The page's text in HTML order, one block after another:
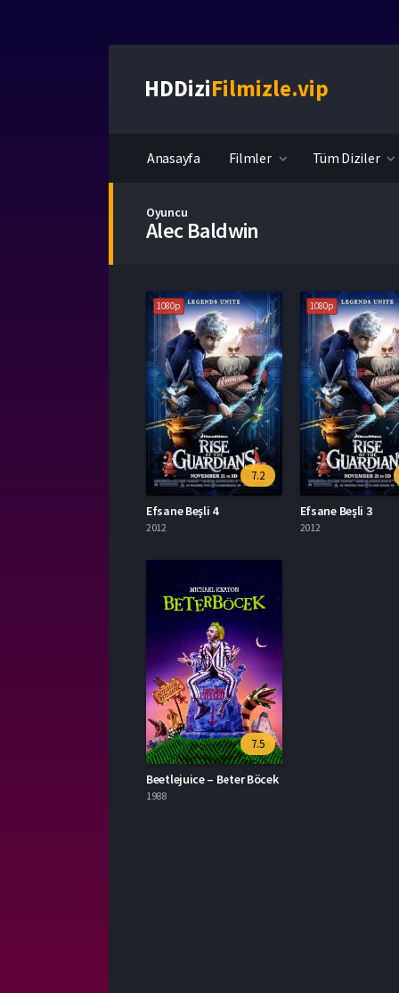
HDDiziFilmizle.vip
Anasayfa Filmler Tüm Diziler
Oyuncu
Alec Baldwin
1080p
7.2
Efsane Beşli 4
2012
1080p
Efsane Beşli 3
2012
7.5
Beetlejuice – Beter Böcek
1988